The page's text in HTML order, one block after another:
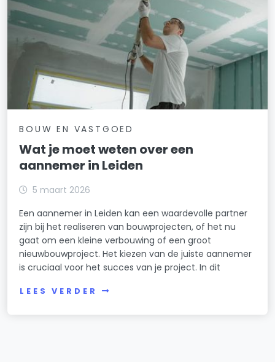
BOUW EN VASTGOED
Wat je moet weten over een
aannemer in Leiden
5 maart 2026
Een aannemer in Leiden kan een waardevolle partner
zijn bij het realiseren van bouwprojecten, of het nu
gaat om een kleine verbouwing of een groot
nieuwbouwproject. Het kiezen van de juiste aannemer
is cruciaal voor het succes van je project. In dit
LEES VERDER